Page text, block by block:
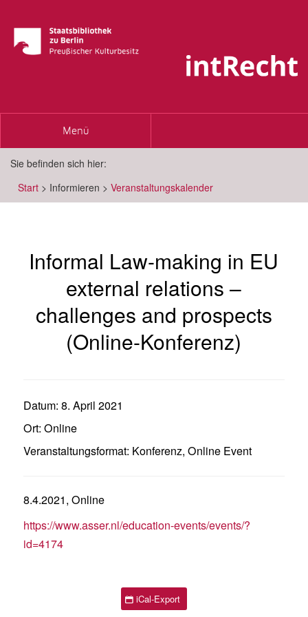
Toggle
Menü
Sie befinden sich hier:
Start > Informieren > Veranstaltungskalender
Informal Law-making in EU
external relations –
challenges and prospects
(Online-Konferenz)
Datum: 8. April 2021
Ort: Online
Veranstaltungsformat: Konferenz, Online Event
8.4.2021, Online
https://www.asser.nl/education-events/events/?
id=4174
iCal-Export